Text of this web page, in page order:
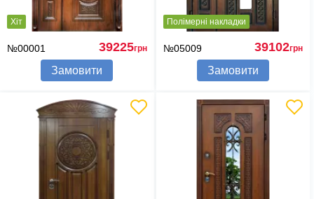
Хіт
№00001 39225грн
Замовити
Полімерні накладки
№05009 39102грн
Замовити